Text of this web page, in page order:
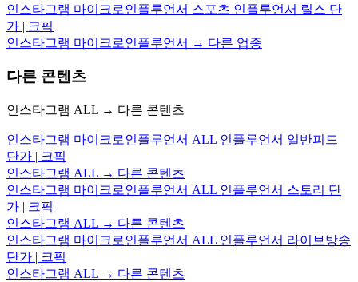
인스타그램 마이크로인플루언서 스포츠 인플루언서 릴스 단
가 | 크픽
인스타그램 마이크로인플루언서 → 다른 업종
다른 콘텐츠
인스타그램 ALL → 다른 콘텐츠
인스타그램 마이크로인플루언서 ALL 인플루언서 일반피드
단가 | 크픽
인스타그램 ALL → 다른 콘텐츠
인스타그램 마이크로인플루언서 ALL 인플루언서 스토리 단
가 | 크픽
인스타그램 ALL → 다른 콘텐츠
인스타그램 마이크로인플루언서 ALL 인플루언서 라이브방송
단가 | 크픽
인스타그램 ALL → 다른 콘텐츠